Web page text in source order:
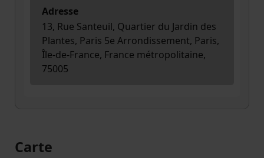
Adresse
13, Rue Santeuil, Quartier du Jardin des
Plantes, Paris 5e Arrondissement, Paris,
Île-de-France, France métropolitaine,
75005
Carte